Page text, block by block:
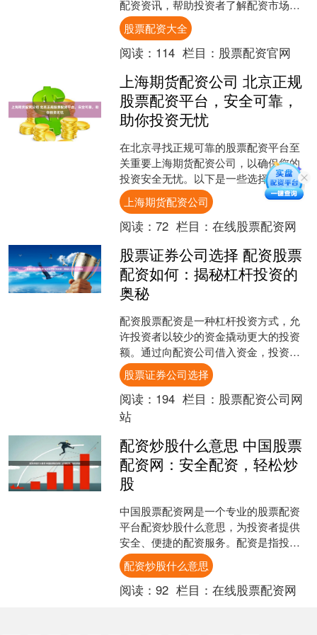
配资资讯，帮助投资者了解配资市场动
态，选择安全可靠的配资平台。 * **放大
本金，提升收益：....
股票配资大全
阅读： 114 栏目： 股票配资官网
上海期货配资公司 北京正规
股票配资平台，安全可靠，
助你投资无忧
在北京寻找正规可靠的股票配资平台至
关重要上海期货配资公司，以确保您的
投资安全无忧。以下是一些选择正规配
资平台的建议： * **优化风险管理：**根
据您的风险承受....
上海期货配资公司
阅读： 72 栏目： 在线股票配资网
股票证券公司选择 配资股票
配资如何：揭秘杠杆投资的
奥秘
配资股票配资是一种杠杆投资方式，允
许投资者以较少的资金撬动更大的投资
额。通过向配资公司借入资金，投资者
可以放大自己的投资回报，但同时也会
承担更大的风险。 杠杆的....
股票证券公司选择
阅读： 194 栏目： 股票配资公司网
站
配资炒股什么意思 中国股票
配资网：安全配资，轻松炒
股
中国股票配资网是一个专业的股票配资
平台配资炒股什么意思，为投资者提供
安全、便捷的配资服务。配资是指投资
者利用平台提供的资金杠杆，放大自己
的资金规模，从而提高投资....
配资炒股什么意思
阅读： 92 栏目： 在线股票配资网